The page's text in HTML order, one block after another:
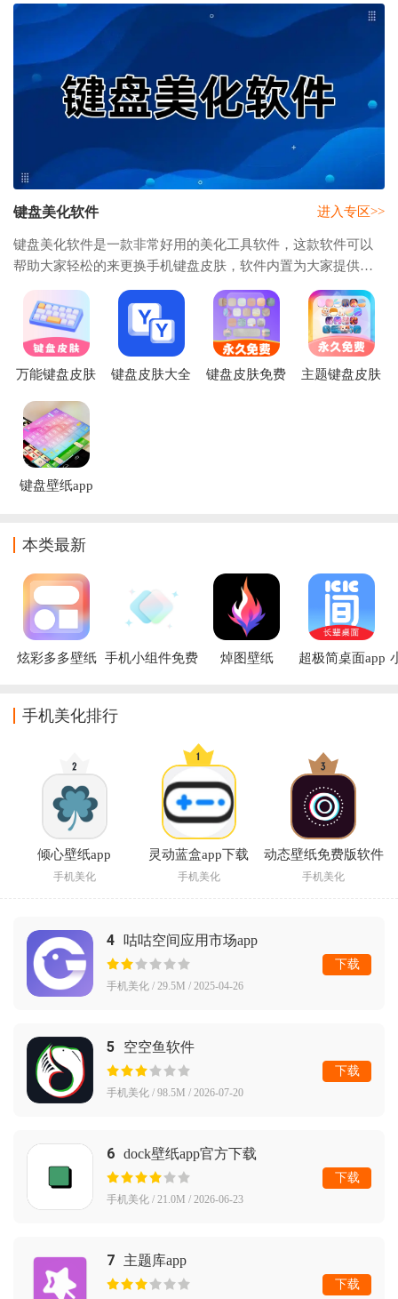
键盘美化软件
键盘美化软件是一款非常好用的美化工具软件，这款软件可以
帮助大家轻松的来更换手机键盘皮肤，软件内置为大家提供了
海量的皮肤素材模版供大家挑选使用的，而且还为大家提供了
超多皮肤素材分类，帮助大家可以更快速的
进入专区>>
万能键盘皮肤
键盘皮肤大全
键盘皮肤免费
主题键盘皮肤
键盘壁纸app
本类最新
炫彩多多壁纸 手机小组件免费
焯图壁纸 超极简桌面app
手机美化排行
倾心壁纸app
手机美化
灵动蓝盒app下载
手机美化
动态壁纸免费版软件
手机美化
4 咕咕空间应用市场app
手机美化 / 29.5M / 2025-04-26
下载
5 空空鱼软件
手机美化 / 98.5M / 2026-07-20
下载
6 dock壁纸app官方下载
手机美化 / 21.0M / 2026-06-23
下载
7 主题库app
下载